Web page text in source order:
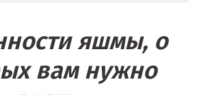
яшмы, о
вам нужно